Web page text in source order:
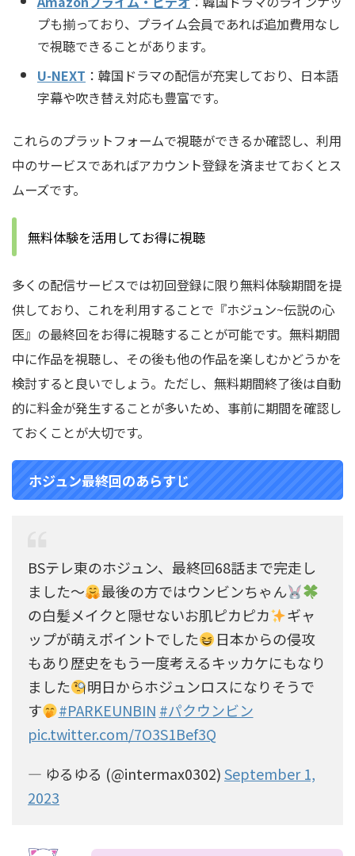
プも揃っており、プライム会員であれば追加費用なし
で視聴できることがあります。
U-NEXT ：韓国ドラマの配信が充実しており、日本語
字幕や吹き替え対応も豊富です。
これらのプラットフォームで視聴ができるか確認し、利用
中のサービスであればアカウント登録を済ませておくとス
ムーズです。
無料体験を活用してお得に視聴
多くの配信サービスでは初回登録に限り無料体験期間を提
供しており、これを利用することで『ホジュン~伝説の心
医』の最終回をお得に視聴することが可能です。無料期間
中に作品を視聴し、その後も他の作品を楽しむかどうかを
検討すると良いでしょう。ただし、無料期間終了後は自動
的に料金が発生することが多いため、事前に期間を確認し
ておくことが大切です。
ホジュン最終回のあらすじ
BSテレ東のホジュン、最終回68話まで完走し
ました〜
最後の方ではウンビンちゃん
の白髪メイクと隠せないお肌ピカピカ
ギャ
ップが萌えポイントでした
日本からの侵攻
もあり歴史をもう一度考えるキッカケにもなり
ました
明日からホジュンロスになりそうで
す
#PARKEUNBIN #パクウンビン
pic.twitter.com/7O3S1Bef3Q
— ゆるゆる (@intermax0302)September 1,
2023